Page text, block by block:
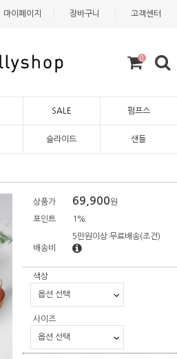
마이페이지 장바구니 고객센터
0
SALE 펌프스
슬라이드 샌들
상품가 69,900원
포인트 1%
배송비
5만원이상 무료배송(조건)
색상
사이즈